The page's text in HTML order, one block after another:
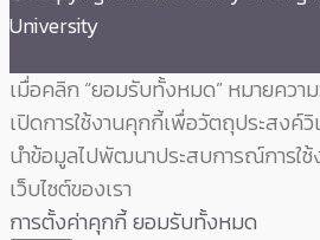
University
เมื่อคลิก “ยอมรับทั้งหมด” หมายควา
เปิดการใช้งานคุกกี้เพื่อวัตถุประสงค์วิ
นำข้อมูลไปพัฒนาประสบการณ์การใช้
เว็บไซต์ของเรา
การตั้งค่าคุกกี้ยอมรับทั้งหมด